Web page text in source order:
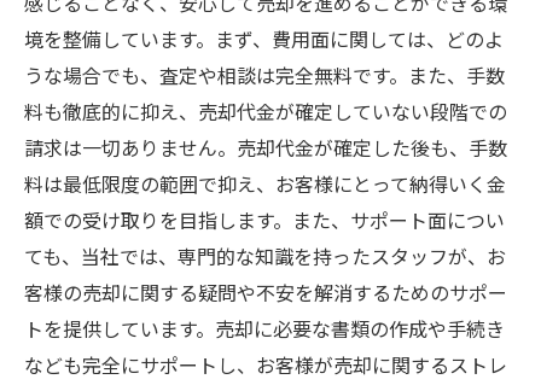
境を整備しています。まず、費用面に関しては、どのよ
うな場合でも、査定や相談は完全無料です。また、手数
料も徹底的に抑え、売却代金が確定していない段階での
請求は一切ありません。売却代金が確定した後も、手数
料は最低限度の範囲で抑え、お客様にとって納得いく金
額での受け取りを目指します。また、サポート面につい
ても、当社では、専門的な知識を持ったスタッフが、お
客様の売却に関する疑問や不安を解消するためのサポー
トを提供しています。売却に必要な書類の作成や手続き
なども完全にサポートし、お客様が売却に関するストレ